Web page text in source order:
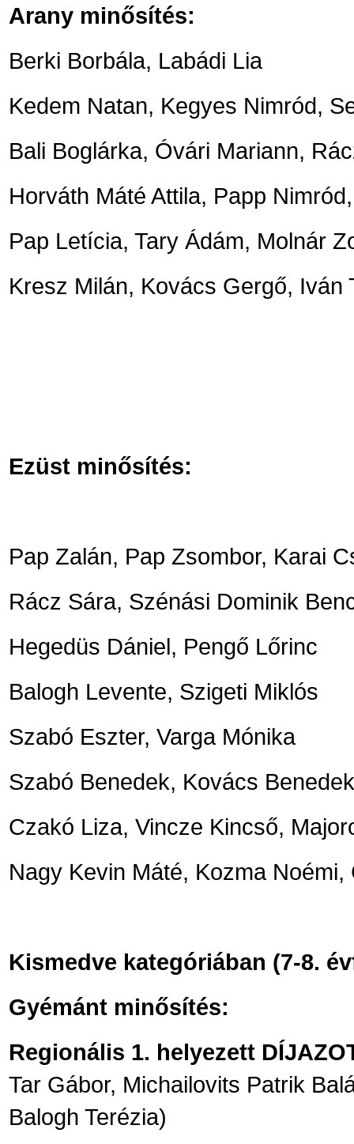
Arany minősítés:
Berki Borbála, Labádi Lia
Kedem Natan, Kegyes Nimród,
Bali Boglárka, Óvári Mariann,
Horváth Máté Attila, Papp
Pap Letícia, Tary Ádám, Molnár
Kresz Milán, Kovács Gergő, Iván
Ezüst minősítés:
Pap Zalán, Pap Zsombor, Karai
Rácz Sára, Szénási Dominik
Hegedüs Dániel, Pengő Lőrinc
Balogh Levente, Szigeti Miklós
Szabó Eszter, Varga Mónika
Szabó Benedek, Kovács
Czakó Liza, Vincze Kincső,
Nagy Kevin Máté, Kozma
Kismedve kategóriában (7-8.
Gyémánt minősítés:
Regionális 1. helyezett
Tar Gábor, Michailovits Patrik
Balogh Terézia)